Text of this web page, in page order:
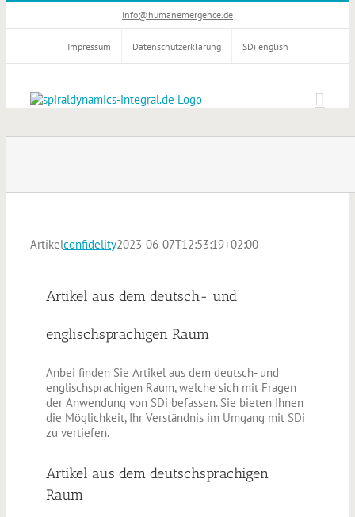
Zum
info@humanemergence.de
Impressum Datenschutzerklärung SDi english
Artikelconfidelity2023-06-07T12:53:19+02:00
Artikel aus dem deutsch- und
englischsprachigen Raum
Anbei finden Sie Artikel aus dem deutsch- und
englischsprachigen Raum, welche sich mit Fragen
der Anwendung von SDi befassen. Sie bieten Ihnen
die Möglichkeit, Ihr Verständnis im Umgang mit SDi
zu vertiefen.
Artikel aus dem deutschsprachigen
Raum